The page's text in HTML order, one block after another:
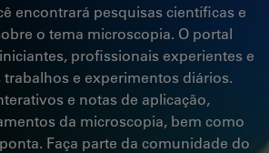
encontrará pesquisas científicas e
o tema microscopia. O portal
profissionais experientes e
trabalhos e experimentos diários.
e notas de aplicação,
da microscopia, bem como
Faça parte da comunidade do